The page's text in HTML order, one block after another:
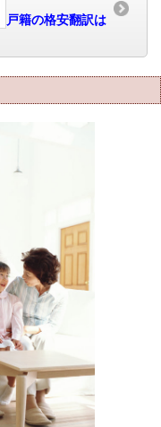
戸籍の格安翻訳は